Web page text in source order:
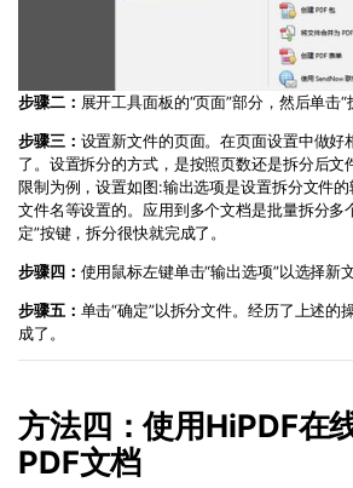
步骤二： 展开工具面板的“页面”部分，然后单击“
步骤三： 设置新文件的页面。在页面设置中做好
了。设置拆分的方式，是按照页数还是拆分后文
限制为例，设置如图:输出选项是设置拆分文件
文件名等设置的。应用到多个文档是批量拆分多
定”按键，拆分很快就完成了。
步骤四： 使用鼠标左键单击“输出选项”以选择新
步骤五： 单击“确定”以拆分文件。经历了上述的
成了。
方法四：使用HiPDF在
PDF文档